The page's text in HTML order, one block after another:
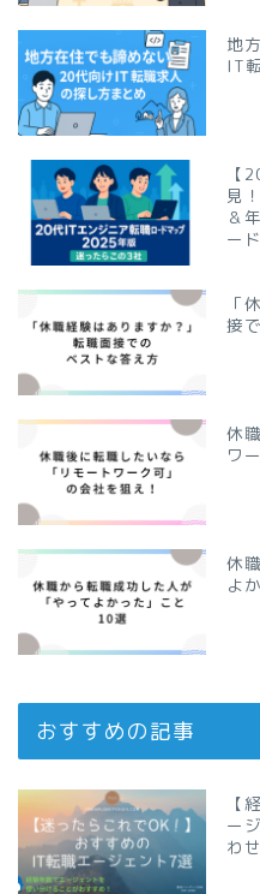
地
IT
【
見
＆
ー
「
接
休
ワ
休
よ
おすすめの記事
【
ー
わせ